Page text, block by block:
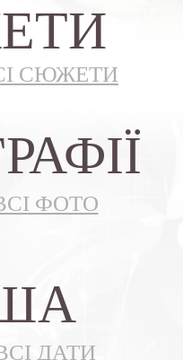
СЮЖЕТИ
ФОТО
ДАТИ